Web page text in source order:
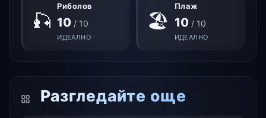
🎣
Риболов
10 / 10
ИДЕАЛНО
🏖
Плаж
10/ 10
ИДЕАЛНО
Разгледайте още